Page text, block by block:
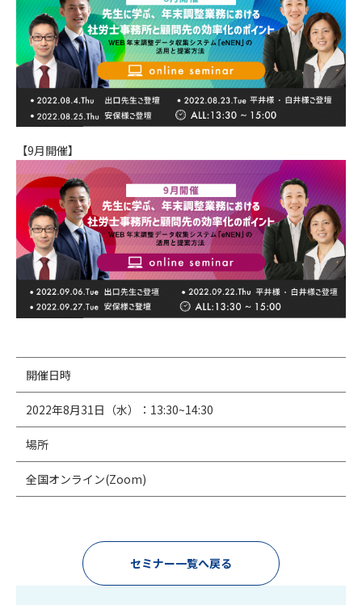
【9月開催】
開催日時
2022年8月31日（水）：13:30~14:30
場所
全国オンライン(Zoom)
セミナー一覧へ戻る